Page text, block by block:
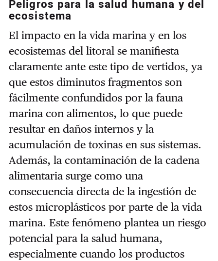
Peligros para la salud humana y del
ecosistema
El impacto en la vida marina y en los
ecosistemas del litoral se manifiesta
claramente ante este tipo de vertidos, ya
que estos diminutos fragmentos son
fácilmente confundidos por la fauna
marina con alimentos, lo que puede
resultar en daños internos y la
acumulación de toxinas en sus sistemas.
Además, la contaminación de la cadena
alimentaria surge como una
consecuencia directa de la ingestión de
estos microplásticos por parte de la vida
marina. Este fenómeno plantea un riesgo
potencial para la salud humana,
especialmente cuando los productos